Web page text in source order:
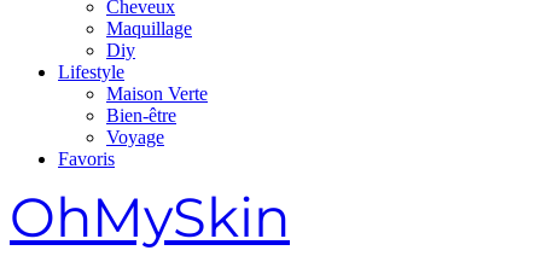
Cheveux
Maquillage
Diy
Lifestyle
Maison Verte
Bien-être
Voyage
Favoris
OhMySkin